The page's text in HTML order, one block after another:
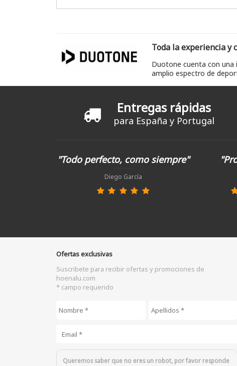
Toda la experiencia y
Duotone cuenta con una
amplio espectro de
Entregas rápidas
para España y Portugal
"Todo perfecto, como siempre"
Diego García
Ofertas exclusivas
Suscribete para recibir ofertas y promociones de
hoenalu.com
* campo requerido
Queremos saber que no eres un robot, por favor responde